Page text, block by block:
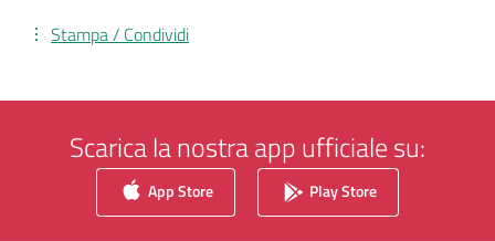
Stampa / Condividi
Scarica la nostra app ufficiale su:
App Store Play Store